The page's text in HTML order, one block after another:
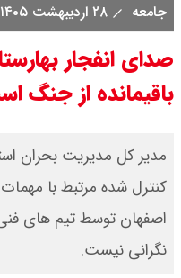
جامعه ۲۸ اردیبهشت ۱۴۰۵
صدای انفجار
باقیمانده از جنگ
مدیر کل مدیریت بحران
کنترل شده مرتبط با
اصفهان توسط تیم های
نگرانی نیست.